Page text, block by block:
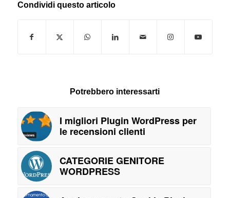
Condividi questo articolo
Potrebbero interessarti
I migliori Plugin WordPress per
le recensioni clienti
CATEGORIE GENITORE
WORDPRESS